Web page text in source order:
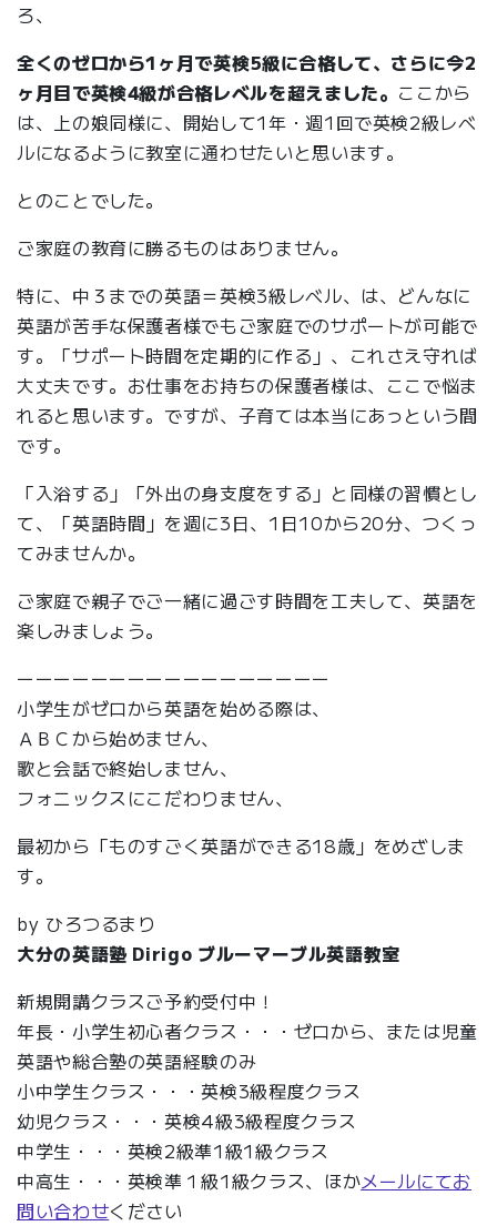
ろ、
全くのゼロから1ヶ月で英検5級に合格して、さらに今2
ヶ月目で英検4級が合格レベルを超えました。 ここから
は、上の娘同様に、開始して1年・週1回で英検2級レベ
ルになるように教室に通わせたいと思います。
とのことでした。
ご家庭の教育に勝るものはありません。
特に、中３までの英語＝英検3級レベル、は、どんなに
英語が苦手な保護者様でもご家庭でのサポートが可能で
す。「サポート時間を定期的に作る」、これさえ守れば
大丈夫です。お仕事をお持ちの保護者様は、ここで悩ま
れると思います。ですが、子育ては本当にあっという間
です。
「入浴する」「外出の身支度をする」と同様の習慣とし
て、「英語時間」を週に3日、1日10から20分、つくっ
てみませんか。
ご家庭で親子でご一緒に過ごす時間を工夫して、英語を
楽しみましょう。
ーーーーーーーーーーーーーーーーー
小学生がゼロから英語を始める際は、
ＡＢＣから始めません、
歌と会話で終始しません、
フォニックスにこだわりません、
最初から「ものすごく英語ができる18歳」をめざしま
す。
by ひろつるまり
大分の英語塾 Dirigo ブルーマーブル英語教室
新規開講クラスご予約受付中！
年長・小学生初心者クラス・・・ゼロから、または児童
英語や総合塾の英語経験のみ
小中学生クラス・・・英検3級程度クラス
幼児クラス・・・英検4級3級程度クラス
中学生・・・英検2級準1級1級クラス
中高生・・・英検準１級1級クラス、ほかメールにてお
問い合わせください